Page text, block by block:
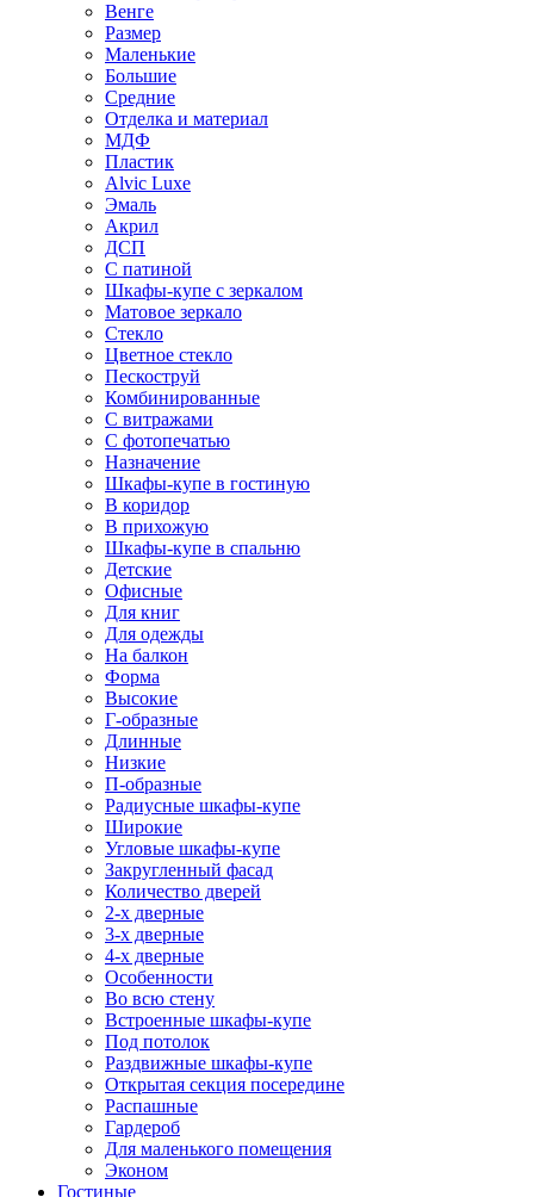
Венге
Размер
Маленькие
Большие
Средние
Отделка и материал
МДФ
Пластик
Alvic Luxe
Эмаль
Акрил
ДСП
С патиной
Шкафы-купе с зеркалом
Матовое зеркало
Стекло
Цветное стекло
Пескоструй
Комбинированные
С витражами
С фотопечатью
Назначение
Шкафы-купе в гостиную
В коридор
В прихожую
Шкафы-купе в спальню
Детские
Офисные
Для книг
Для одежды
На балкон
Форма
Высокие
Г-образные
Длинные
Низкие
П-образные
Радиусные шкафы-купе
Широкие
Угловые шкафы-купе
Закругленный фасад
Количество дверей
2-х дверные
3-х дверные
4-х дверные
Особенности
Во всю стену
Встроенные шкафы-купе
Под потолок
Раздвижные шкафы-купе
Открытая секция посередине
Распашные
Гардероб
Для маленького помещения
Эконом
Гостиные